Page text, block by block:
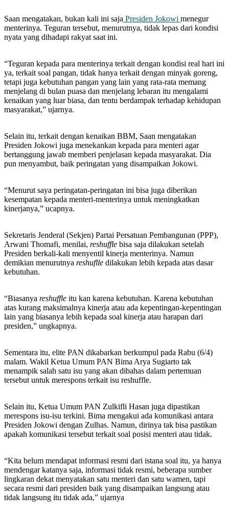
Saan mengatakan, bukan kali ini saja Presiden Jokowi menegur
menterinya. Teguran tersebut, menurutnya, tidak lepas dari kondisi
nyata yang dihadapi rakyat saat ini.
“Teguran kepada para menterinya terkait dengan kondisi real hari ini
ya, terkait soal pangan, tidak hanya terkait dengan minyak goreng,
tetapi juga kebutuhan pangan yang lain yang rata-rata memang
menjelang di bulan puasa dan menjelang lebaran itu mengalami
kenaikan yang luar biasa, dan tentu berdampak terhadap kehidupan
masyarakat,” ujarnya.
Selain itu, terkait dengan kenaikan BBM, Saan mengatakan
Presiden Jokowi juga menekankan kepada para menteri agar
bertanggung jawab memberi penjelasan kepada masyarakat. Dia
pun menyambut, baik peringatan yang disampaikan Jokowi.
“Menurut saya peringatan-peringatan ini bisa juga diberikan
kesempatan kepada menteri-menterinya untuk meningkatkan
kinerjanya,” ucapnya.
Sekretaris Jenderal (Sekjen) Partai Persatuan Pembangunan (PPP),
Arwani Thomafi, menilai, reshuffle bisa saja dilakukan setelah
Presiden berkali-kali menyentil kinerja menterinya. Namun
demikian menurutnya reshuflle dilakukan lebih kepada atas dasar
kebutuhan.
“Biasanya reshuffle itu kan karena kebutuhan. Karena kebutuhan
atas kurang maksimalnya kinerja atau ada kepentingan-kepentingan
lain yang biasanya lebih kepada soal kinerja atau harapan dari
presiden,” ungkapnya.
Sementara itu, elite PAN dikabarkan berkumpul pada Rabu (6/4)
malam. Wakil Ketua Umum PAN Bima Arya Sugiarto tak
menampik salah satu isu yang akan dibahas dalam pertemuan
tersebut untuk merespons terkait isu reshuffle.
Selain itu, Ketua Umum PAN Zulkifli Hasan juga dipastikan
merespons isu-isu terkini. Bima mengakui ada komunikasi antara
Presiden Jokowi dengan Zulhas. Namun, dirinya tak bisa pastikan
apakah komunikasi tersebut terkait soal posisi menteri atau tidak.
“Kita belum mendapat informasi resmi dari istana soal itu, ya hanya
mendengar katanya saja, informasi tidak resmi, beberapa sumber
lingkaran dekat menyatakan satu menteri dan satu wamen, tapi
secara resmi dari presiden baik yang disampaikan langsung atau
tidak langsung itu tidak ada,” ujarnya